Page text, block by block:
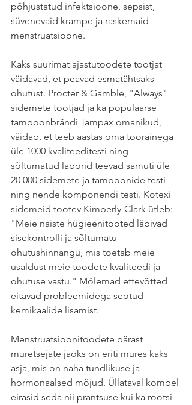
põhjustatud infektsioone, sepsist,
süvenevaid krampe ja raskemaid
menstruatsioone.
Kaks suurimat ajastutoodete tootjat
väidavad, et peavad esmatähtsaks
ohutust. Procter & Gamble, "Always"
sidemete tootjad ja ka populaarse
tampoonbrändi Tampax omanikud,
väidab, et teeb aastas oma toorainega
üle 1000 kvaliteeditesti ning
sõltumatud laborid teevad samuti üle
20 000 sidemete ja tampoonide testi
ning nende komponendi testi. Kotexi
sidemeid tootev Kimberly-Clark ütleb:
"Meie naiste hügieenitooted läbivad
sisekontrolli ja sõltumatu
ohutushinnangu, mis toetab meie
usaldust meie toodete kvaliteedi ja
ohutuse vastu." Mõlemad ettevõtted
eitavad probleemidega seotud
kemikaalide lisamist.
Menstruatsioonitoodete pärast
muretsejate jaoks on eriti mures kaks
asja, mis on naha tundlikuse ja
hormonaalsed mõjud. Üllataval kombel
eirasid seda nii prantsuse kui ka rootsi